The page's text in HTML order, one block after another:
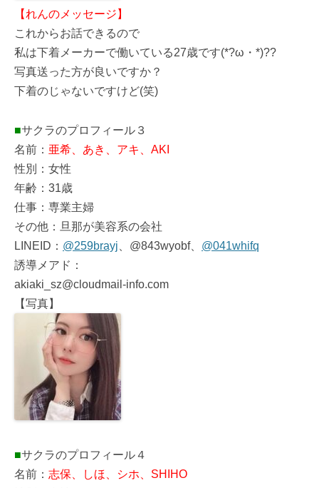
【れんのメッセージ】
これからお話できるので
私は下着メーカーで働いている27歳です(*?ω・*)??
写真送った方が良いですか？
下着のじゃないですけど(笑)
■サクラのプロフィール３
名前： 亜希、あき、アキ、AKI
性別：女性
年齢：31歳
仕事：専業主婦
その他：旦那が美容系の会社
LINEID： @259brayj 、@843wyobf、 @041whifq
誘導メアド：
akiaki_sz@cloudmail-info.com
【写真】
■サクラのプロフィール４
名前： 志保、しほ、シホ、SHIHO